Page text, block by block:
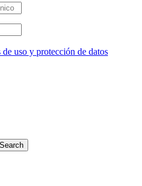
uso y protección de datos
Search